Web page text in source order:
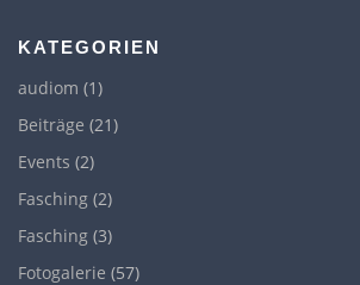
n
a
i
g
a
t
i
KATEGORIEN
audiom (1)
Beiträge (21)
Events (2)
Fasching (2)
Fasching (3)
Fotogalerie (57)